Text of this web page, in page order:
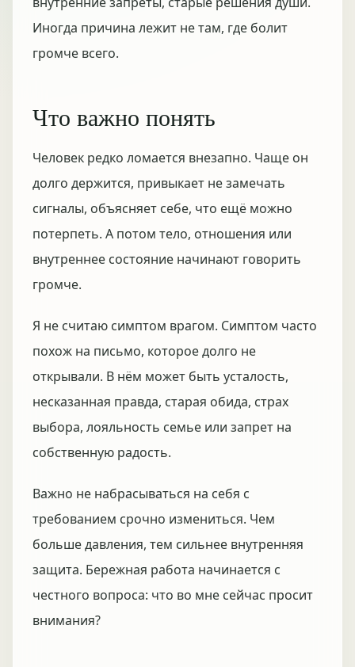
Иногда причина лежит не там, где болит
громче всего.
Что важно понять
Человек редко ломается внезапно. Чаще он
долго держится, привыкает не замечать
сигналы, объясняет себе, что ещё можно
потерпеть. А потом тело, отношения или
внутреннее состояние начинают говорить
громче.
Я не считаю симптом врагом. Симптом часто
похож на письмо, которое долго не
открывали. В нём может быть усталость,
несказанная правда, старая обида, страх
выбора, лояльность семье или запрет на
собственную радость.
Важно не набрасываться на себя с
требованием срочно измениться. Чем
больше давления, тем сильнее внутренняя
защита. Бережная работа начинается с
честного вопроса: что во мне сейчас просит
внимания?